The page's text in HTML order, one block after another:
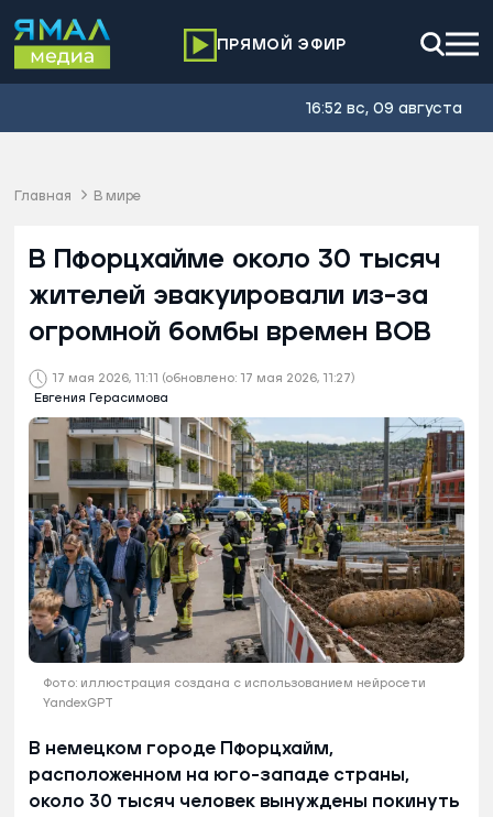
ПРЯМОЙ ЭФИР
16:52 вс, 09 августа
Главная В мире
17 мая 2026, 11:11 (обновлено: 17 мая 2026, 11:27)
Евгения Герасимова
В Пфорцхайме около 30 тысяч
жителей эвакуировали из-за
огромной бомбы времен ВОВ
Фото: иллюстрация создана с использованием нейросети
YandexGPT
В немецком городе Пфорцхайм,
расположенном на юго-западе страны,
около 30 тысяч человек вынуждены покинуть